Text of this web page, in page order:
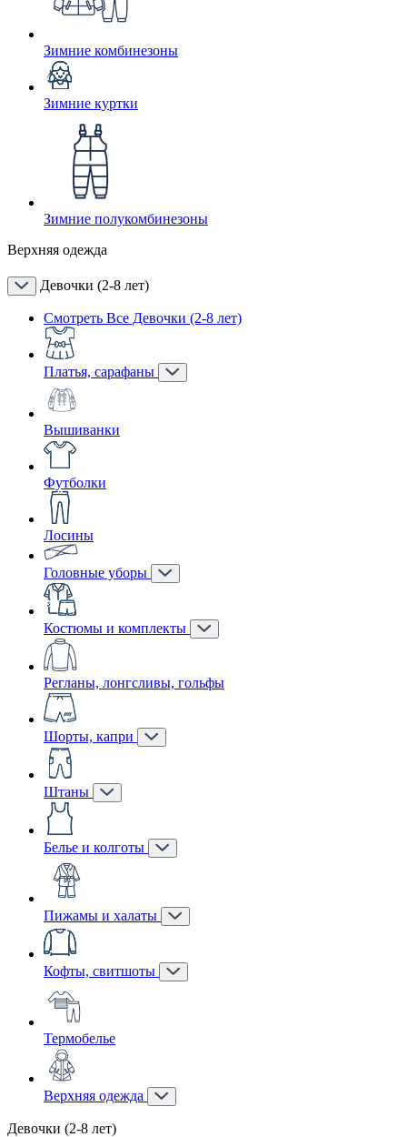
Зимние комбинезоны
Зимние куртки
Зимние полукомбинезоны
Верхняя одежда
Девочки (2-8 лет)
Смотреть Все Девочки (2-8 лет)
Платья, сарафаны
Вышиванки
Футболки
Лосины
Головные уборы
Костюмы и комплекты
Регланы, лонгсливы, гольфы
Шорты, капри
Штаны
Белье и колготы
Пижамы и халаты
Кофты, свитшоты
Термобелье
Верхняя одежда
Девочки (2-8 лет)